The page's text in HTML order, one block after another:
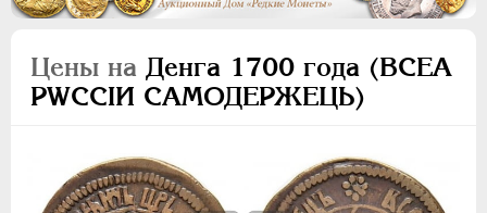
Цены на Денга 1700 года (ВСЕА
РWССIИ САМОДЕРЖЕЦЬ)
Серебро
Медь
1 копейка
Денга